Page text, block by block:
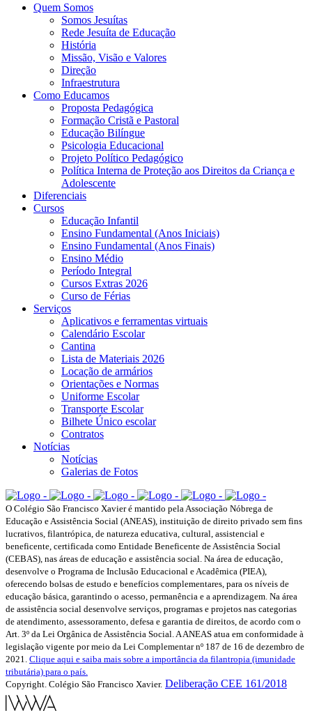
Quem Somos
Somos Jesuítas
Rede Jesuíta de Educação
História
Missão, Visão e Valores
Direção
Infraestrutura
Como Educamos
Proposta Pedagógica
Formação Cristã e Pastoral
Educação Bilíngue
Psicologia Educacional
Projeto Político Pedagógico
Política Interna de Proteção aos Direitos da Criança e
Adolescente
Diferenciais
Cursos
Educação Infantil
Ensino Fundamental (Anos Iniciais)
Ensino Fundamental (Anos Finais)
Ensino Médio
Período Integral
Cursos Extras 2026
Curso de Férias
Serviços
Aplicativos e ferramentas virtuais
Calendário Escolar
Cantina
Lista de Materiais 2026
Locação de armários
Orientações e Normas
Uniforme Escolar
Transporte Escolar
Bilhete Único escolar
Contratos
Notícias
Notícias
Galerias de Fotos
O Colégio São Francisco Xavier é mantido pela Associação Nóbrega de
Educação e Assistência Social (ANEAS), instituição de direito privado sem fins
lucrativos, filantrópica, de natureza educativa, cultural, assistencial e
beneficente, certificada como Entidade Beneficente de Assistência Social
(CEBAS), nas áreas de educação e assistência social. Na área de educação,
desenvolve o Programa de Inclusão Educacional e Acadêmica (PIEA),
oferecendo bolsas de estudo e benefícios complementares, para os níveis de
educação básica, garantindo o acesso, permanência e a aprendizagem. Na área
de assistência social desenvolve serviços, programas e projetos nas categorias
de atendimento, assessoramento, defesa e garantia de direitos, de acordo com o
Art. 3º da Lei Orgânica de Assistência Social. A ANEAS atua em conformidade à
legislação vigente por meio da Lei Complementar nº 187 de 16 de dezembro de
2021. Clique aqui e saiba mais sobre a importância da filantropia (imunidade
tributária) para o país.
Copyright. Colégio São Francisco Xavier. Deliberação CEE 161/2018